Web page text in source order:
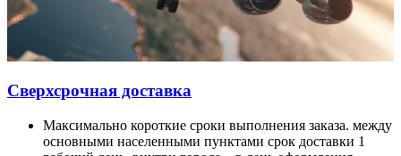
Сверхсрочная доставка
Максимально короткие сроки выполнения заказа. между
основными населенными пунктами срок доставки 1